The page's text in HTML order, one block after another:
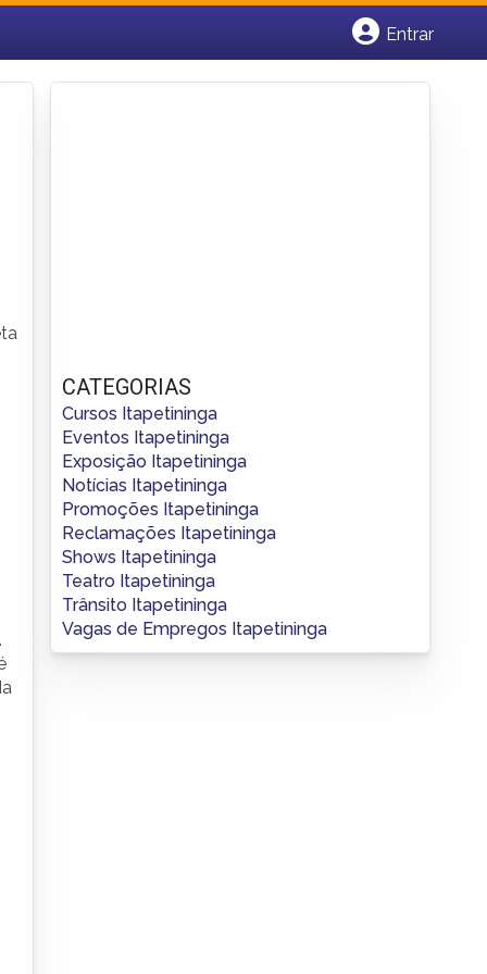
Entrar
CATEGORIAS
Cursos Itapetininga
Eventos Itapetininga
Exposição Itapetininga
Notícias Itapetininga
Promoções Itapetininga
Reclamações Itapetininga
Shows Itapetininga
Teatro Itapetininga
Trânsito Itapetininga
Vagas de Empregos Itapetininga